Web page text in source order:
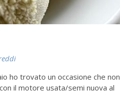
ho trovato un occasione che non
il motore usata/semi nuova al